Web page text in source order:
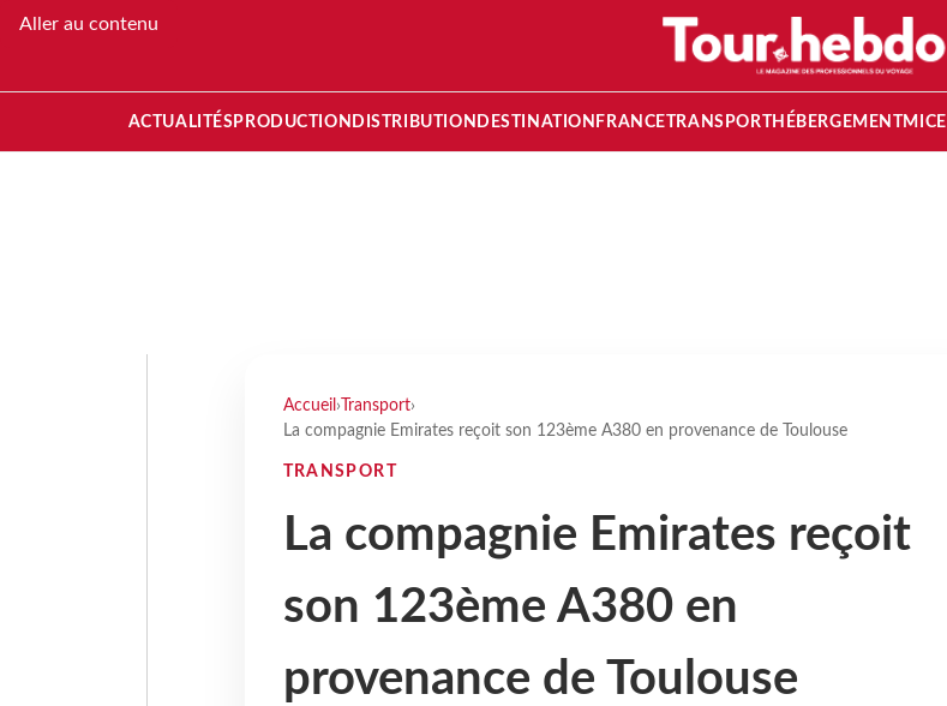
Aller au contenu
ACTUALITÉS PRODUCTION DISTRIBUTION DESTINATION FRANCETRANSPORT HÉBERGEMENTMICE
Accueil › Transport›
La compagnie Emirates reçoit son 123ème A380 en provenance de Toulouse
TRANSPORT
La compagnie Emirates reçoit
son 123ème A380 en
provenance de Toulouse